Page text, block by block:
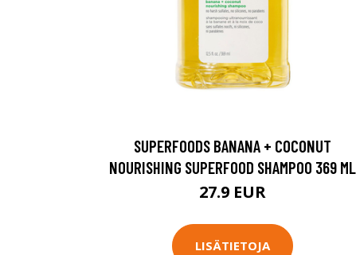
SUPERFOODS BANANA + COCONUT
NOURISHING SUPERFOOD SHAMPOO 369 ML
27.9 EUR
LISÄTIETOJA